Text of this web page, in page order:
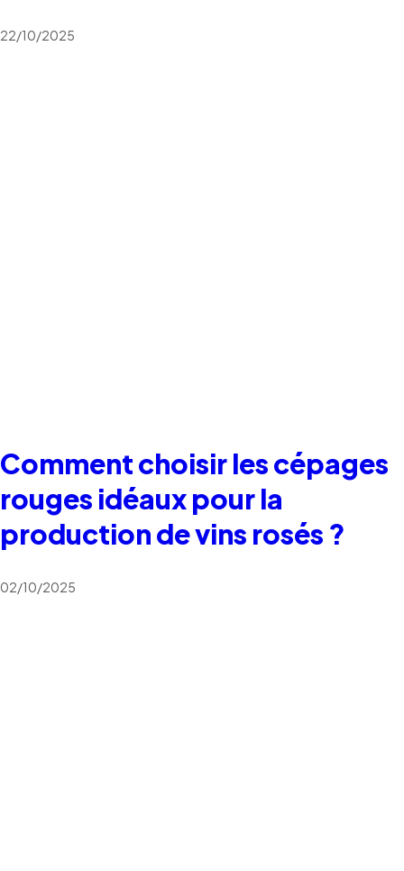
22/10/2025
Comment choisir les cépages
rouges idéaux pour la
production de vins rosés ?
02/10/2025